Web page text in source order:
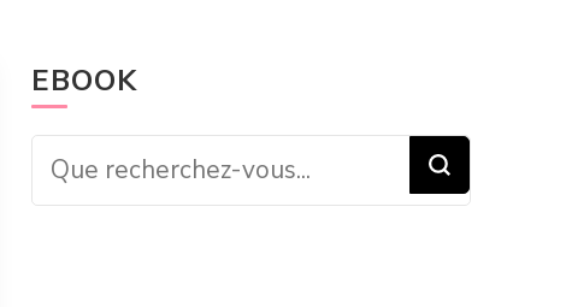
EBOOK
Vous recherchiez
quelque chose ?